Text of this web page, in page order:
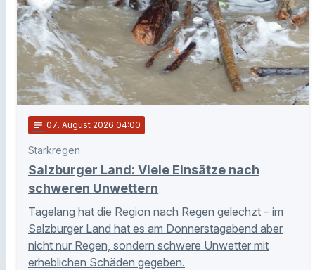
notes 07. August 2026 04:00
Starkregen
Salzburger Land: Viele Einsätze nach
schweren Unwettern
Tagelang hat die Region nach Regen gelechzt – im
Salzburger Land hat es am Donnerstagabend aber
nicht nur Regen, sondern schwere Unwetter mit
erheblichen Schäden gegeben.